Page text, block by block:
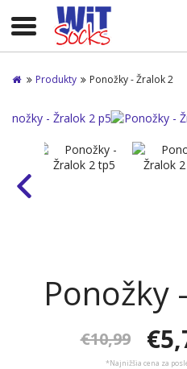
Produkty Ponožky - Žralok 2
Ponožky
€10,99
*Najnižšia cena za